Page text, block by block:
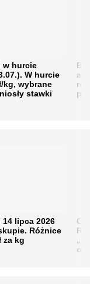
w hurcie
W hurcie
kg, wybrane
stawki
lipca 2026
Różnice
za kg